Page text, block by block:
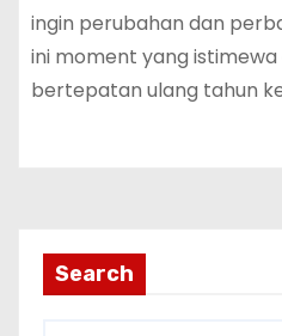
ingin perubahan dan
ini moment yang istimewa
bertepatan ulang tahun
Search